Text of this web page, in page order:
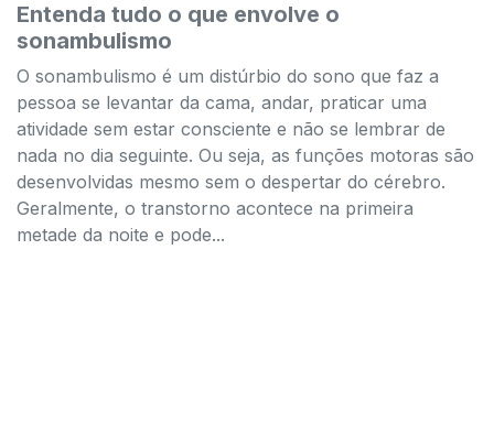
Entenda tudo o que envolve o
sonambulismo
O sonambulismo é um distúrbio do sono que faz a
pessoa se levantar da cama, andar, praticar uma
atividade sem estar consciente e não se lembrar de
nada no dia seguinte. Ou seja, as funções motoras são
desenvolvidas mesmo sem o despertar do cérebro.
Geralmente, o transtorno acontece na primeira
metade da noite e pode...